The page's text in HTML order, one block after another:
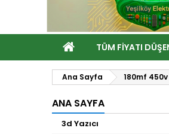
TÜM FIYATI
Ana Sayfa 180mf 450v
ANA SAYFA
3d Yazıcı